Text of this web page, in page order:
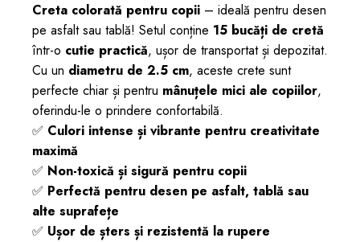
Creta colorată pentru copii – ideală pentru desen
pe asfalt sau tablă! Setul conține 15 bucăți de cretă
într-o cutie practică, ușor de transportat și depozitat.
Cu un diametru de 2.5 cm, aceste crete sunt
perfecte chiar și pentru mânuțele mici ale copiilor,
oferindu-le o prindere confortabilă.
✅ Culori intense și vibrante pentru creativitate
maximă
✅ Non-toxică și sigură pentru copii
✅ Perfectă pentru desen pe asfalt, tablă sau
alte suprafețe
✅ Ușor de șters și rezistentă la rupere